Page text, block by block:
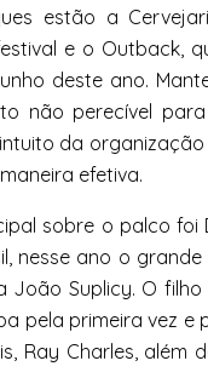
estão a
e o Outback,
deste ano.
não perecível
da
efetiva.
sobre o palco foi
nesse ano o
Suplicy. O
pela primeira vez
Ray Charles,